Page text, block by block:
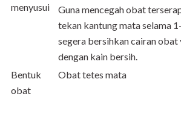
menyusui
Guna mencegah obat
tekan kantung mata selama
segera bersihkan cairan obat
dengan kain bersih.
Bentuk
obat
Obat tetes mata